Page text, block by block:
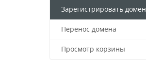
Зарегистрировать домен
Перенос домена
Просмотр корзины